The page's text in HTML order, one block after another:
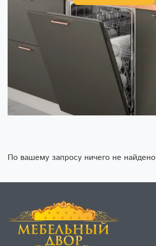
По вашему запросу ничего не найдено